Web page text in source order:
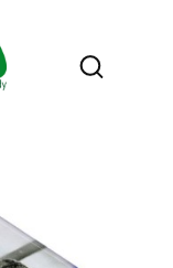
Otwórz